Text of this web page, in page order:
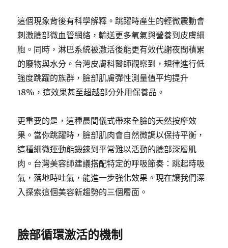
這個現象背後有科學解釋。跳躍時產生的輕微震動會
刺激臉部微血管網絡，輸送更多氧氣與營養到皮膚細
胞。同時，淋巴系統被激活後能更有效代謝夜間積累
的廢物與水分。台灣皮膚科醫師觀察到，規律進行低
強度跳躍的族群，臉部肌膚彈性測量值平均提升
18%，這效果甚至超越部分外用保養品。
更重要的是，這種晨間儀式帶來全臉的天然按摩效
果。當你跳躍時，臉部肌肉會自然微調以保持平衡，
這種細微運動能鍛鍊到平常難以活動的臉部深層肌
肉。台灣美容師建議搭配特定的呼吸節奏：跳起時吸
氣，落地時吐氣，能進一步強化效果。現在讓我們深
入探索這個美容新趨勢的三個層面。
臉部循環激活的機制